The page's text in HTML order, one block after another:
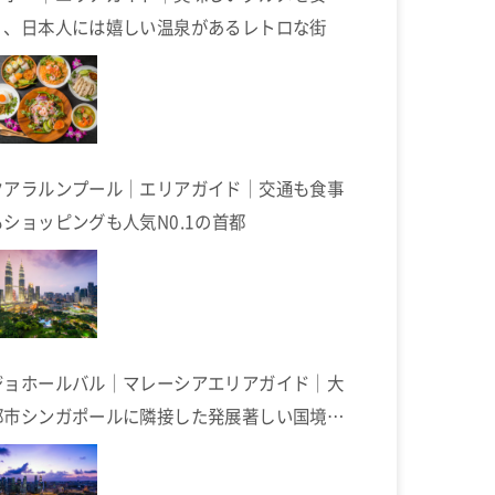
日本人には嬉しい温泉があるレトロな街
ラルンプール｜エリアガイド｜交通も食事
ョッピングも人気N0.1の首都
ホールバル｜マレーシアエリアガイド｜大
シンガポールに隣接した発展著しい国境の